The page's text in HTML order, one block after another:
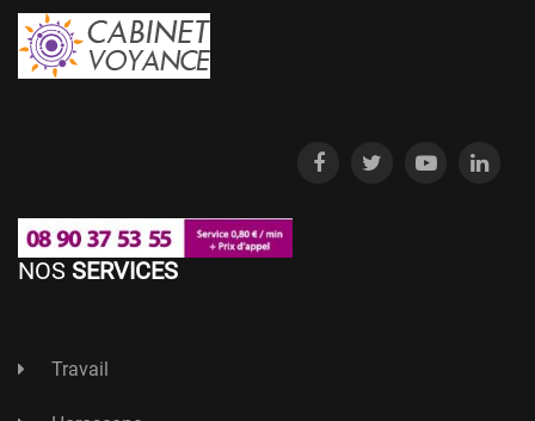
NOS SERVICES
Travail